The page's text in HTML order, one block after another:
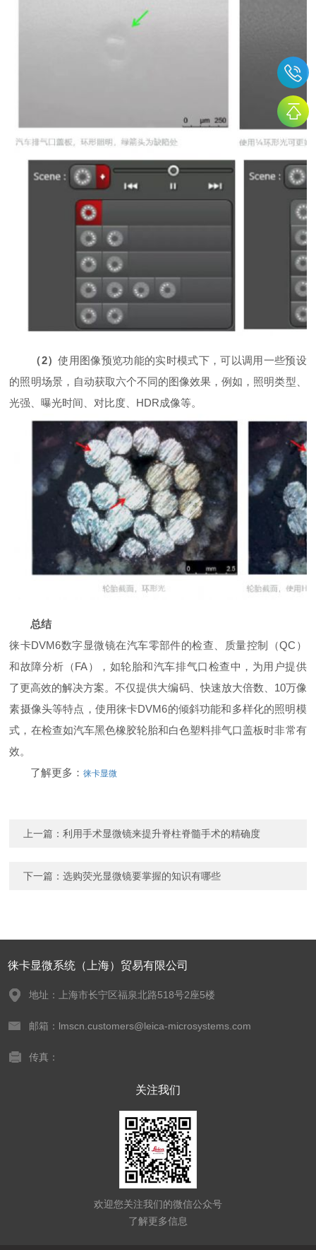
（2）使用图像预览功能的实时模式下，可以调用一些预设
的照明场景，自动获取六个不同的图像效果，例如，照明类型、
光强、曝光时间、对比度、HDR成像等。
总结
徕卡DVM6数字显微镜在汽车零部件的检查、质量控制（QC）
和故障分析（FA），如轮胎和汽车排气口检查中，为用户提供
了更高效的解决方案。不仅提供大编码、快速放大倍数、10万像
素摄像头等特点，使用徕卡DVM6的倾斜功能和多样化的照明模
式，在检查如汽车黑色橡胶轮胎和白色塑料排气口盖板时非常有
效。
了解更多：徕卡显微
上一篇：利用手术显微镜来提升脊柱脊髓手术的精确度
下一篇：选购荧光显微镜要掌握的知识有哪些
徕卡显微系统（上海）贸易有限公司
地址：上海市长宁区福泉北路518号2座5楼
邮箱：lmscn.customers@leica-microsystems.com
传真：
关注我们
欢迎您关注我们的微信公众号
了解更多信息